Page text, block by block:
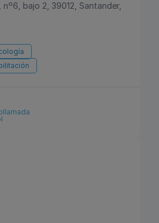
nº6, bajo 2, 39012, Santander,